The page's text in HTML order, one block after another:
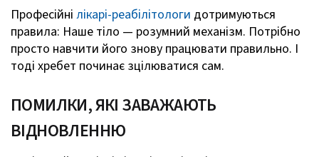
Професійні лікарі-реабілітологи дотримуються
правила: Наше тіло — розумний механізм. Потрібно
просто навчити його знову працювати правильно. І
тоді хребет починає зцілюватися сам.
ПОМИЛКИ, ЯКІ ЗАВАЖАЮТЬ
ВІДНОВЛЕННЮ